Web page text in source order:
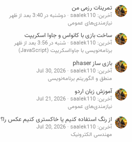
تمرینات رزمی من
آخرین: saalek110
دوشنبه در 3:40 بعد از ظهر
نیازمندی‌های عمومی
ساخت بازی با کانواس و جاوا اسکریپت
آخرین: saalek110
شنبه در 3:56 بعد از ظهر
برنامه‌نویسی با جاوااسکریپت (JavaScript)
بازی ساز phaser
آخرین: saalek110
Jul 30, 2026
منطق و الگوریتم برنامه‌نویسی
آموزش زبان اردو
آخرین: saalek110
Jul 21, 2026
نیازمندی‌های عمومی
از رنگ استفاده کنیم یا خاکستری کنیم عکس را؟
آخرین: saalek110
Jul 20, 2026
مهندسی الکترونیک